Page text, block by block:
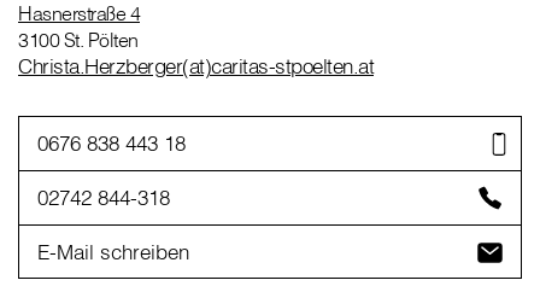
Hasnerstraße 4
3100 St. Pölten
Christa.Herzberger(at)caritas-stpoelten.at
0676 838 443 18
02742 844-318
E-Mail schreiben